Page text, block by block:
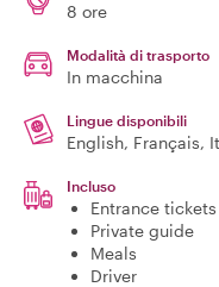
8 ore
Modalità di trasporto
In macchina
Lingue disponibili
English, Français,
Incluso
Entrance tickets
Private guide
Meals
Driver